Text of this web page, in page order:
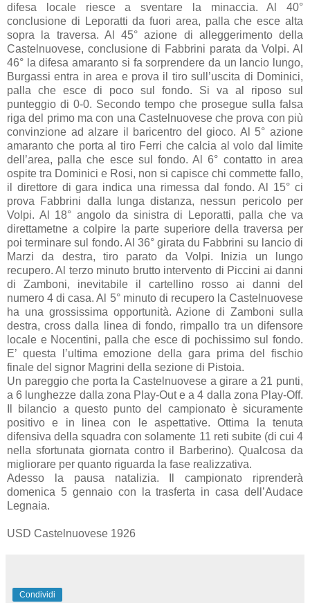
difesa locale riesce a sventare la minaccia. Al 40°
conclusione di Leporatti da fuori area, palla che esce alta
sopra la traversa. Al 45° azione di alleggerimento della
Castelnuovese, conclusione di Fabbrini parata da Volpi. Al
46° la difesa amaranto si fa sorprendere da un lancio lungo,
Burgassi entra in area e prova il tiro sull’uscita di Dominici,
palla che esce di poco sul fondo. Si va al riposo sul
punteggio di 0-0. Secondo tempo che prosegue sulla falsa
riga del primo ma con una Castelnuovese che prova con più
convinzione ad alzare il baricentro del gioco. Al 5° azione
amaranto che porta al tiro Ferri che calcia al volo dal limite
dell’area, palla che esce sul fondo. Al 6° contatto in area
ospite tra Dominici e Rosi, non si capisce chi commette fallo,
il direttore di gara indica una rimessa dal fondo. Al 15° ci
prova Fabbrini dalla lunga distanza, nessun pericolo per
Volpi. Al 18° angolo da sinistra di Leporatti, palla che va
direttametne a colpire la parte superiore della traversa per
poi terminare sul fondo. Al 36° girata du Fabbrini su lancio di
Marzi da destra, tiro parato da Volpi. Inizia un lungo
recupero. Al terzo minuto brutto intervento di Piccini ai danni
di Zamboni, inevitabile il cartellino rosso ai danni del
numero 4 di casa. Al 5° minuto di recupero la Castelnuovese
ha una grossissima opportunità. Azione di Zamboni sulla
destra, cross dalla linea di fondo, rimpallo tra un difensore
locale e Nocentini, palla che esce di pochissimo sul fondo.
E’ questa l’ultima emozione della gara prima del fischio
finale del signor Magrini della sezione di Pistoia.
Un pareggio che porta la Castelnuovese a girare a 21 punti,
a 6 lunghezze dalla zona Play-Out e a 4 dalla zona Play-Off.
Il bilancio a questo punto del campionato è sicuramente
positivo e in linea con le aspettative. Ottima la tenuta
difensiva della squadra con solamente 11 reti subite (di cui 4
nella sfortunata giornata contro il Barberino). Qualcosa da
migliorare per quanto riguarda la fase realizzativa.
Adesso la pausa natalizia. Il campionato riprenderà
domenica 5 gennaio con la trasferta in casa dell’Audace
Legnaia.
USD Castelnuovese 1926
Condividi